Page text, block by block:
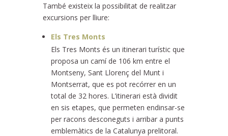
També existeix la possibilitat de realitzar
excursions per lliure:
Els Tres Monts
Els Tres Monts és un itinerari turístic que
proposa un camí de 106 km entre el
Montseny, Sant Llorenç del Munt i
Montserrat, que es pot recórrer en un
total de 32 hores. L’itinerari està dividit
en sis etapes, que permeten endinsar-se
per racons desconeguts i arribar a punts
emblemàtics de la Catalunya prelitoral.